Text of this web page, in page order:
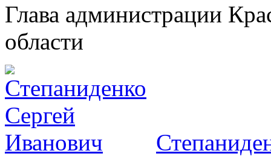
Глава администрации
области